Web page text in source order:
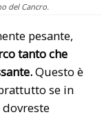
del Cancro.
pesante,
tanto che
Questo è
se in
dovreste